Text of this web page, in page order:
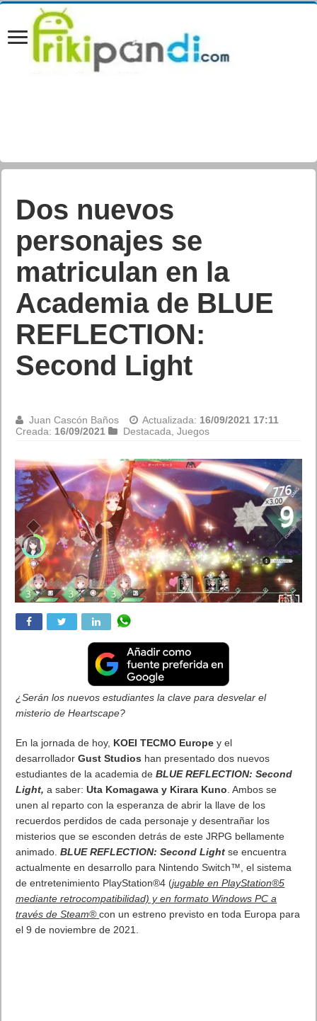
Dos nuevos
personajes se
matriculan en la
Academia de BLUE
REFLECTION:
Second Light
Juan Cascón Baños Actualizada: 16/09/2021 17:11
Creada: 16/09/2021 Destacada ,Juegos
¿Serán los nuevos estudiantes la clave para desvelar el
misterio de Heartscape?
En la jornada de hoy, KOEI TECMO Europe y el
desarrolladorGust Studios han presentado dos nuevos
estudiantes de la academia deBLUE REFLECTION: Second
Light,a saber:Uta Komagawa y Kirara Kuno. Ambos se
unen al reparto con la esperanza de abrir la llave de los
recuerdos perdidos de cada personaje y desentrañar los
misterios que se esconden detrás de este JRPG bellamente
animado.BLUE REFLECTION: Second Light se encuentra
actualmente en desarrollo para Nintendo Switch™, el sistema
de entretenimiento PlayStation®4 (jugable en PlayStation®5
mediante retrocompatibilidad) y en formato Windows PC a
través de Steam® con un estreno previsto en toda Europa para
el 9 de noviembre de 2021.